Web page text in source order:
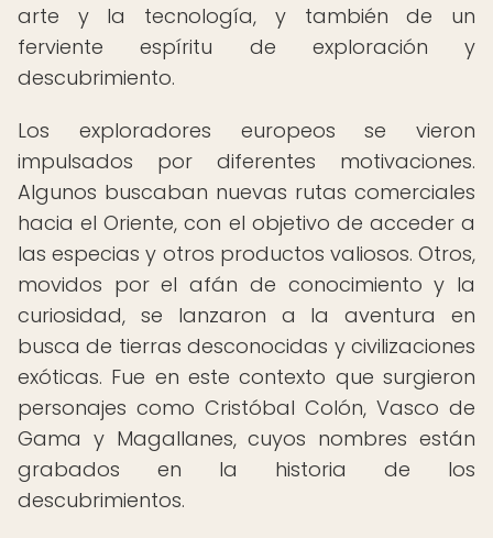
arte y la tecnología, y también de un
ferviente espíritu de exploración y
descubrimiento.
Los exploradores europeos se vieron
impulsados por diferentes motivaciones.
Algunos buscaban nuevas rutas comerciales
hacia el Oriente, con el objetivo de acceder a
las especias y otros productos valiosos. Otros,
movidos por el afán de conocimiento y la
curiosidad, se lanzaron a la aventura en
busca de tierras desconocidas y civilizaciones
exóticas. Fue en este contexto que surgieron
personajes como Cristóbal Colón, Vasco de
Gama y Magallanes, cuyos nombres están
grabados en la historia de los
descubrimientos.